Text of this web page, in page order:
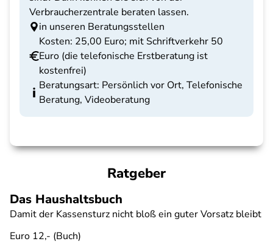
Verbraucherzentrale beraten lassen.
in unseren Beratungsstellen
Kosten: 25,00 Euro; mit Schriftverkehr 50
Euro (die telefonische Erstberatung ist
kostenfrei)
Beratungsart: Persönlich vor Ort, Telefonische
Beratung, Videoberatung
Ratgeber
Das Haushaltsbuch
Damit der Kassensturz nicht bloß ein guter Vorsatz bleibt
Euro 12,- (Buch)